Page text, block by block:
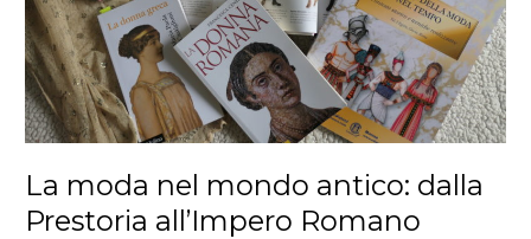
La moda nel mondo antico: dalla
Prestoria all’Impero Romano